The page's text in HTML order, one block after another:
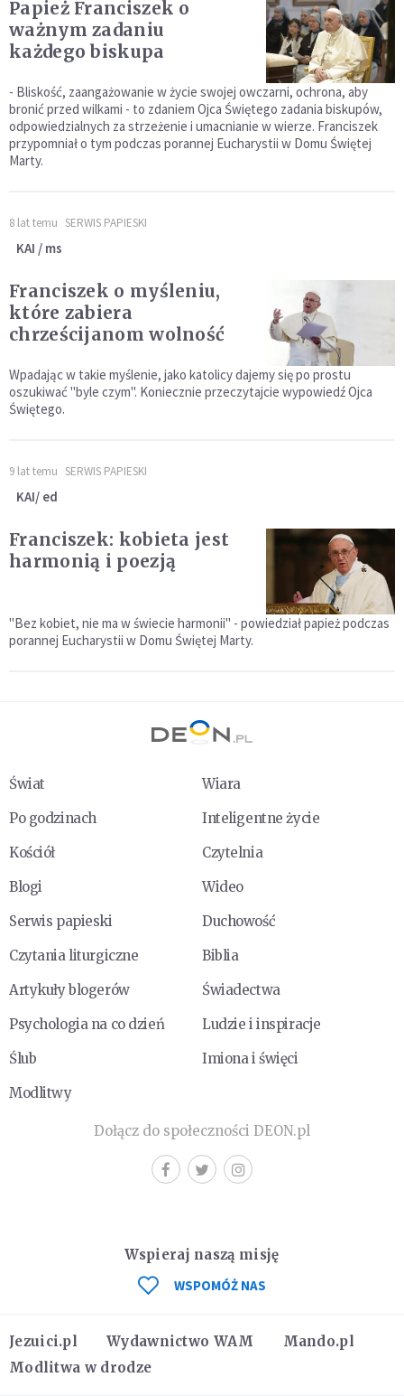
Papież Franciszek o
ważnym zadaniu
każdego biskupa
- Bliskość, zaangażowanie w życie swojej owczarni, ochrona, aby
bronić przed wilkami - to zdaniem Ojca Świętego zadania biskupów,
odpowiedzialnych za strzeżenie i umacnianie w wierze. Franciszek
przypomniał o tym podczas porannej Eucharystii w Domu Świętej
Marty.
8 lat temu SERWIS PAPIESKI
KAI / ms
Franciszek o myśleniu,
które zabiera
chrześcijanom wolność
Wpadając w takie myślenie, jako katolicy dajemy się po prostu
oszukiwać "byle czym". Koniecznie przeczytajcie wypowiedź Ojca
Świętego.
9 lat temu SERWIS PAPIESKI
KAI/ ed
Franciszek: kobieta jest
harmonią i poezją
"Bez kobiet, nie ma w świecie harmonii" - powiedział papież podczas
porannej Eucharystii w Domu Świętej Marty.
Świat
Wiara
Po godzinach
Inteligentne życie
Kościół
Czytelnia
Blogi
Wideo
Serwis papieski
Duchowość
Czytania liturgiczne
Biblia
Artykuły blogerów
Świadectwa
Psychologia na co dzień
Ludzie i inspiracje
Ślub
Imiona i święci
Modlitwy
Dołącz do społeczności DEON.pl
Jezuici.pl Wydawnictwo WAM
Mando.pl
Modlitwa w drodze
Wspieraj naszą misję
WSPOMÓŻ NAS